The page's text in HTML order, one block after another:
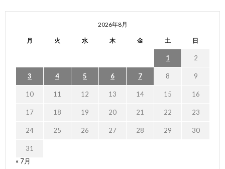
2026年8月
月 火 水 木 金 土 日
1 2
3 4 5 6 7 8 9
10 11 12 13 14 15 16
17 18 19 20 21 22 23
24 25 26 27 28 29 30
31
« 7月